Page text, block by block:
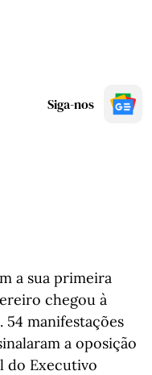
Siga-nos
a sua primeira
chegou à
manifestações
a oposição
do Executivo